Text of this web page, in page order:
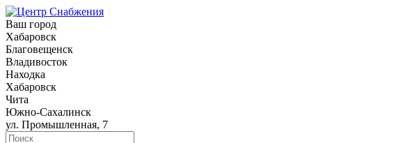
Ваш город
Хабаровск
Благовещенск
Владивосток
Находка
Хабаровск
Чита
Южно-Сахалинск
ул. Промышленная, 7